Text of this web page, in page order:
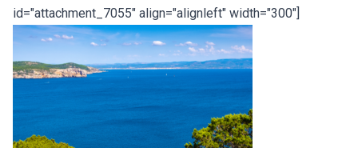
id="attachment_7055" align="alignleft" width="300"]